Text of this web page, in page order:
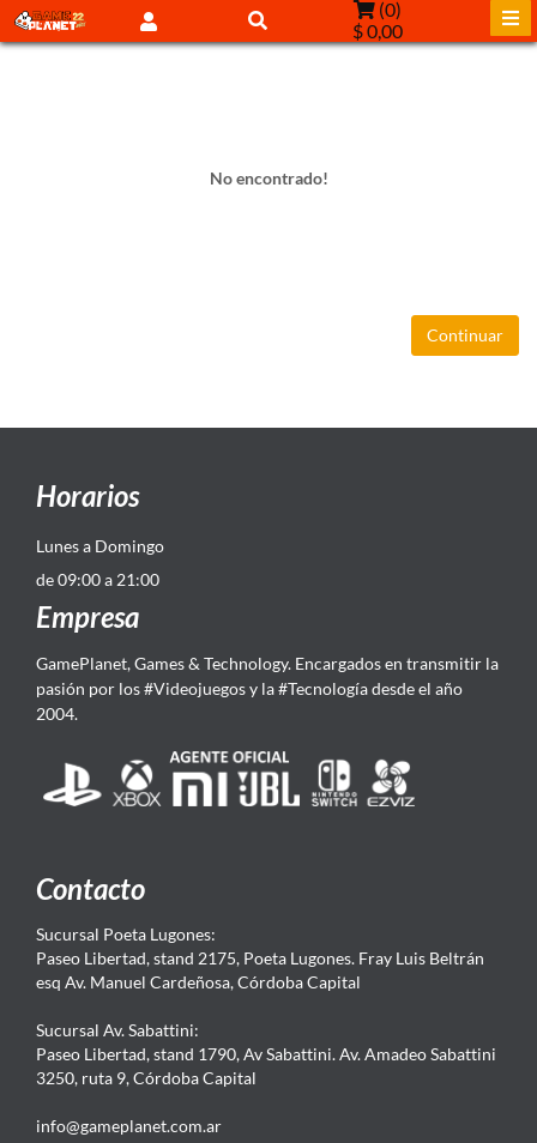
(0)
$ 0,00
No encontrado!
Continuar
Horarios
Lunes a Domingo
de 09:00 a 21:00
Empresa
GamePlanet, Games & Technology. Encargados en transmitir la
pasión por los #Videojuegos y la #Tecnología desde el año
2004.
Contacto
Sucursal Poeta Lugones:
Paseo Libertad, stand 2175, Poeta Lugones. Fray Luis Beltrán
esq Av. Manuel Cardeñosa, Córdoba Capital
Sucursal Av. Sabattini:
Paseo Libertad, stand 1790, Av Sabattini. Av. Amadeo Sabattini
3250, ruta 9, Córdoba Capital
info@gameplanet.com.ar